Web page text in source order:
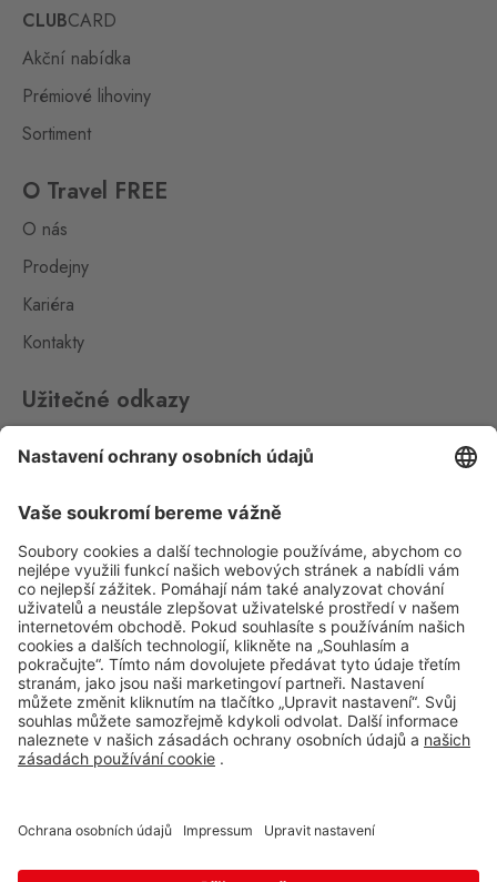
CLUBCARD
Akční nabídka
Prémiové lihoviny
Sortiment
O Travel FREE
O nás
Prodejny
Kariéra
Kontakty
Užitečné odkazy
Ochrana osobních údajů
Aplikace Travel FREE ke stažení
Sledujte nás na sociálních sitích